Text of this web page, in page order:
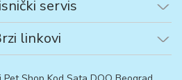
servis
linkovi